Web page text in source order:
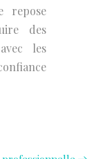
repose
des
les